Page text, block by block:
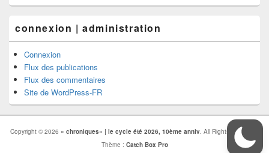
connexion | administration
Connexion
Flux des publications
Flux des commentaires
Site de WordPress-FR
Copyright © 2026 « chroniques» | le cycle été 2026, 10ème anniv. All Rights Reserved.
Thème : Catch Box Pro